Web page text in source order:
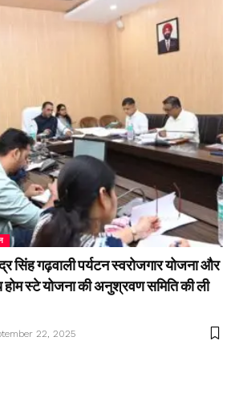
सिंह गढ़वाली पर्यटन स्वरोजगार योजना और
होम स्टे योजना की अनुश्रवण समिति की ली
22, 2025